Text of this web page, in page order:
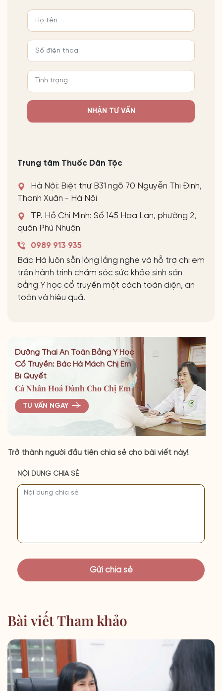
NHẬN TƯ VẤN
Trung tâm Thuốc Dân Tộc
Hà Nội: Biệt thự B31 ngõ 70 Nguyễn Thị Định,
Thanh Xuân - Hà Nội
TP. Hồ Chí Minh: Số 145 Hoa Lan, phường 2,
quận Phú Nhuận
0989 913 935
Bác Hà luôn sẵn lòng lắng nghe và hỗ trợ chị em
trên hành trình chăm sóc sức khỏe sinh sản
bằng Y học cổ truyền một cách toàn diện, an
toàn và hiệu quả.
Dưỡng Thai An Toàn Bằng Y Học
Cổ Truyền: Bác Hà Mách Chị Em
Bí Quyết
Cá Nhân Hoá Dành Cho Chị Em
TƯ VẤN NGAY
Trở thành người đầu tiên chia sẻ cho bài viết này!
NỘI DUNG CHIA SẺ
Bài viết Tham khảo